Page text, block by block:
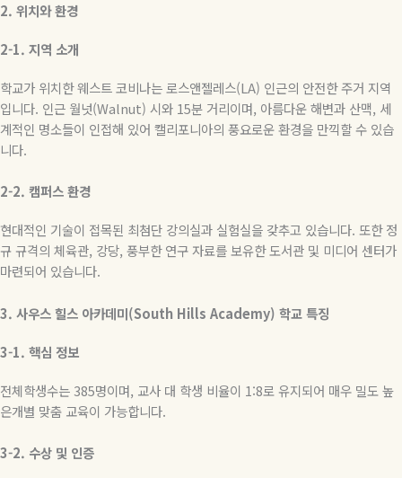
2. 위치와환경
2-1. 지역 소개
학교가 위치한 웨스트 코비나는 로스앤젤레스(LA) 인근의 안전한 주거 지역
입니다. 인근 월넛(Walnut) 시와 15분 거리이며, 아름다운 해변과 산맥, 세
계적인 명소들이 인접해 있어 캘리포니아의 풍요로운 환경을 만끽할 수 있습
니다.
2-2. 캠퍼스환경
현대적인 기술이 접목된 최첨단 강의실과 실험실을 갖추고 있습니다. 또한 정
규 규격의 체육관, 강당, 풍부한 연구 자료를 보유한 도서관 및 미디어 센터가
마련되어 있습니다.
3. 사우스힐스 아카데미(South Hills Academy) 학교특징
3-1. 핵심 정보
전체학생수는385명이며, 교사 대 학생 비율이 1:8로 유지되어 매우 밀도 높
은개별 맞춤 교육이 가능합니다.
3-2. 수상 및 인증